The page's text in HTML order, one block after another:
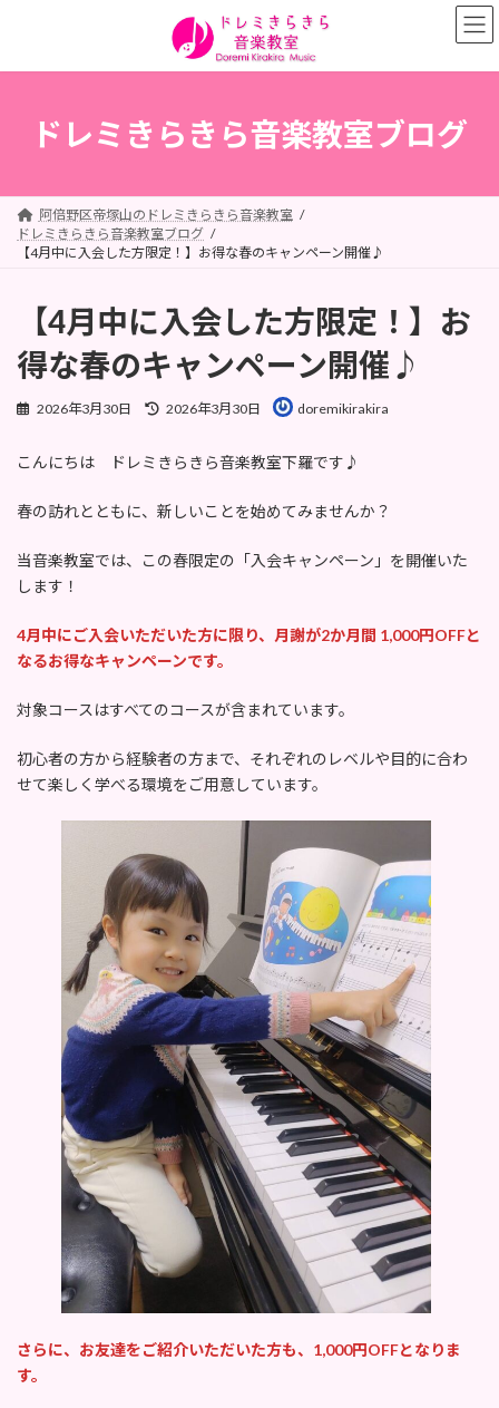
ン
ー
ドレミきらきら音楽教室ブログ
阿倍野区帝塚山のドレミきらきら音楽教室
ドレミきらきら音楽教室ブログ
【4月中に入会した方限定！】お得な春のキャンペーン開催♪
【4月中に入会した方限定！】お
得な春のキャンペーン開催♪
2026年3月30日
最
新
時
:
2026年3月30日 doremikirakira
こんにちは ドレミきらきら音楽教室下羅です♪
春の訪れとともに、新しいことを始めてみませんか？
当音楽教室では、この春限定の「入会キャンペーン」を開催いた
します！
4月中にご入会いただいた方に限り、月謝が2か月間 1,000円OFFと
なるお得なキャンペーンです。
対象コースはすべてのコースが含まれています。
初心者の方から経験者の方まで、それぞれのレベルや目的に合わ
せて楽しく学べる環境をご用意しています。
さらに、お友達をご紹介いただいた方も、1,000円OFFとなりま
す。